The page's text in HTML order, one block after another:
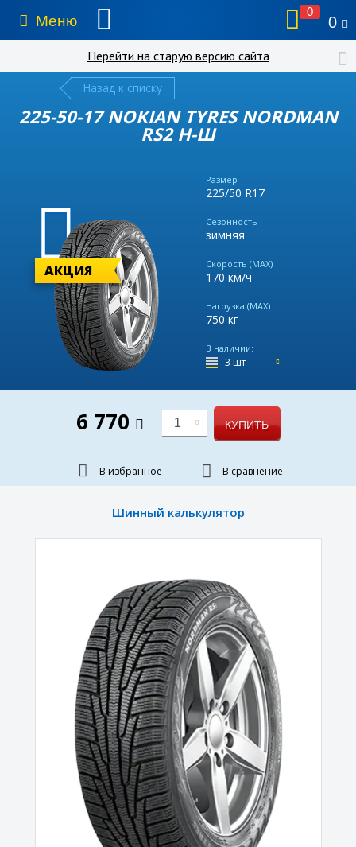
Меню
0
0
Перейти на старую версию сайта
Назад к списку
225-50-17 NOKIAN TYRES NORDMAN
RS2 Н-Ш
Размер
225/50 R17
Сезонность
зимняя
Скорость (MAX)
170 км/ч
Нагрузка (MAX)
750 кг
В наличии:
3 шт
АКЦИЯ
6 770 1 КУПИТЬ
В избранное В сравнение
Шинный калькулятор